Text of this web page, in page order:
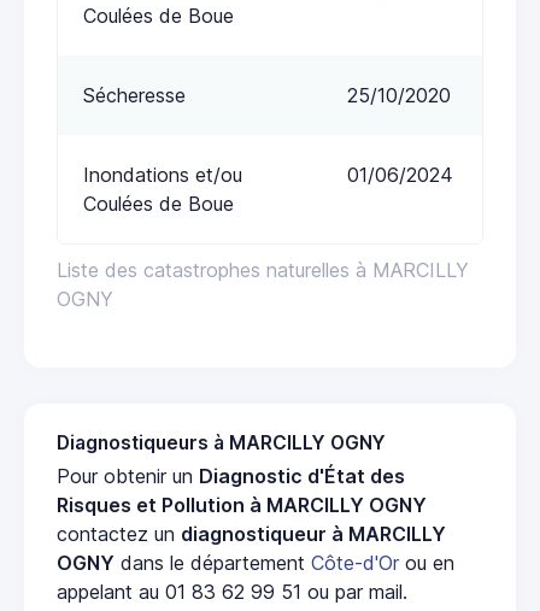
Liste des catastrophes naturelles à MARCILLY
OGNY
Coulées de Boue
Sécheresse 25/10/2020
Inondations et/ou
Coulées de Boue
01/06/2024
Diagnostiqueurs à MARCILLY OGNY
Pour obtenir un Diagnostic d'État des
Risques et Pollution à MARCILLY OGNY
contactez un diagnostiqueur à MARCILLY
OGNY dans le département Côte-d'Or ou en
appelant au 01 83 62 99 51 ou par mail.